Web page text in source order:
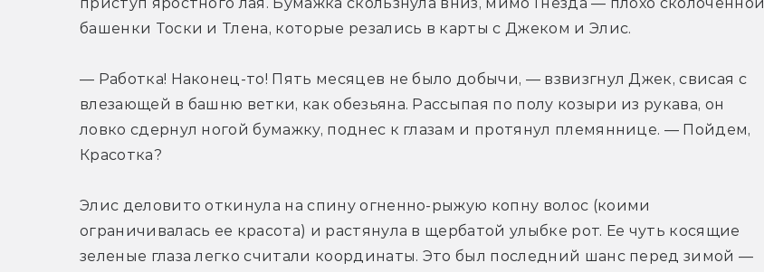
башенки Тоски и Тлена, которые резались в карты с Джеком и Элис.
— Работка! Наконец-то! Пять месяцев не было добычи, — взвизгнул Джек, свисая с
влезающей в башню ветки, как обезьяна. Рассыпая по полу козыри из рукава, он
ловко сдернул ногой бумажку, поднес к глазам и протянул племяннице. — Пойдем,
Красотка?
Элис деловито откинула на спину огненно-рыжую копну волос (коими
ограничивалась ее красота) и растянула в щербатой улыбке рот. Ее чуть косящие
зеленые глаза легко считали координаты. Это был последний шанс перед зимой —